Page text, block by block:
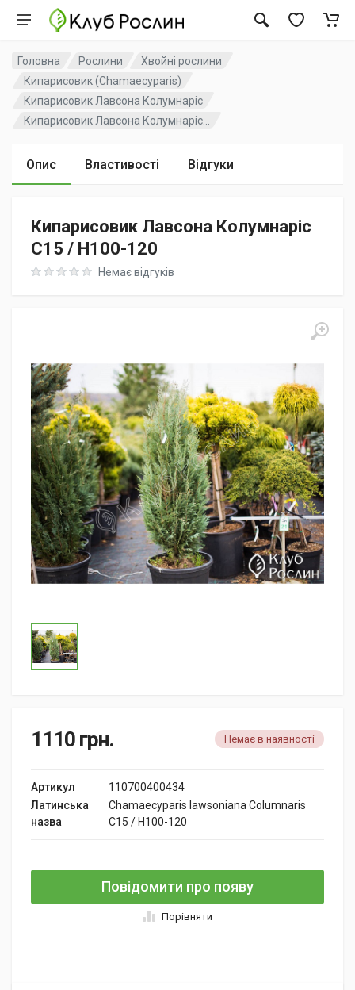
Головна Рослини
Хвойні рослини
Кипарисовик (Chamaecyparis)
Кипарисовик Лавсона Колумнаріс
Кипарисовик Лавсона Колумнаріс...
Опис Властивості Відгуки
Кипарисовик Лавсона Колумнаріс
C15 / H100-120
Rating: 0 out of 5Немає відгуків
1110 грн. Немає в наявності
Артикул
110700400434
Латинська
назва
Chamaecyparis lawsoniana Columnaris
C15 / H100-120
Повідомити про появу
Порівняти